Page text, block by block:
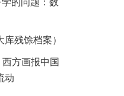
的问题：数
库残馀档案）
方画报中国
动